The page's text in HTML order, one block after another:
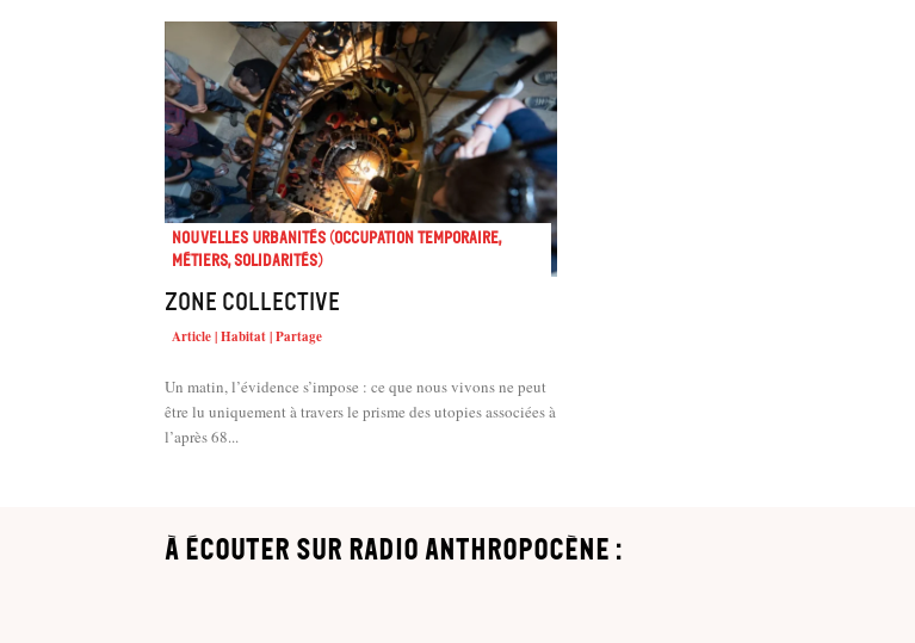
Nouvelles urbanités (occupation temporaire,
métiers, solidarités)
Zone collective
Article | Habitat | Partage
Un matin, l’évidence s’impose : ce que nous vivons ne peut
être lu uniquement à travers le prisme des utopies associées à
l’après 68...
à écouter sur Radio Anthropocène :